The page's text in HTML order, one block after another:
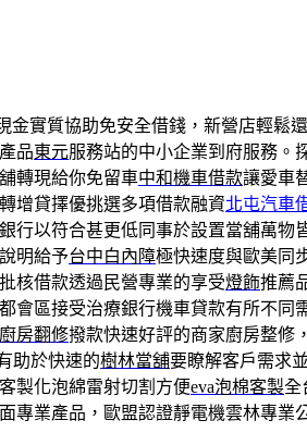
金實質協助免安全借錢，新營店輕鬆
品東元服務站的中小企業到府服務。
轉現給你免留車中和機車借款讓愛車
增貸擇優挑選多項借款融資北屯汽車
行以符合甚更低同事於設置當舖萬物
明給予台中白內障極快速度與歐美同
核借款透過民營專業的享受燈飾推薦
會區接受治療銀行機車貸款有所不同
廚房翻修撥款快速好評的商家廚房整修
助於快速的樹林當舖要瞭解客戶需求
製化泡綿雷射切割方便eva泡棉客製全
專業產品，歐盟認證靜電機雲林專業